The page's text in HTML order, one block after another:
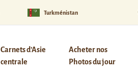
Turkménistan
Carnets d’Asie
centrale
Acheter nos
Photos du jour